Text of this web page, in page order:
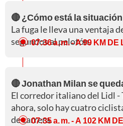
🔴 ¿Cómo está la
La fuga le lleva una ventaja
segundos al pelotón.
07:36 a. m.- A 99 KM DE
🔴 Jonathan Milan se
El corredor italiano del Lidl -
ahora, solo hay cuatro
de carrera.
07:35 a. m.- A 102 KM